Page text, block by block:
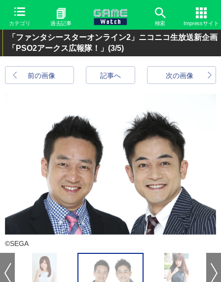
カテゴリ 過去記事 検索 Impressサイト
「ファンタシースターオンライン2」ニコニコ生放送新企画
「PSO2アークス広報隊！」 (3/5)
前の画像 次の画像
記事へ
©SEGA